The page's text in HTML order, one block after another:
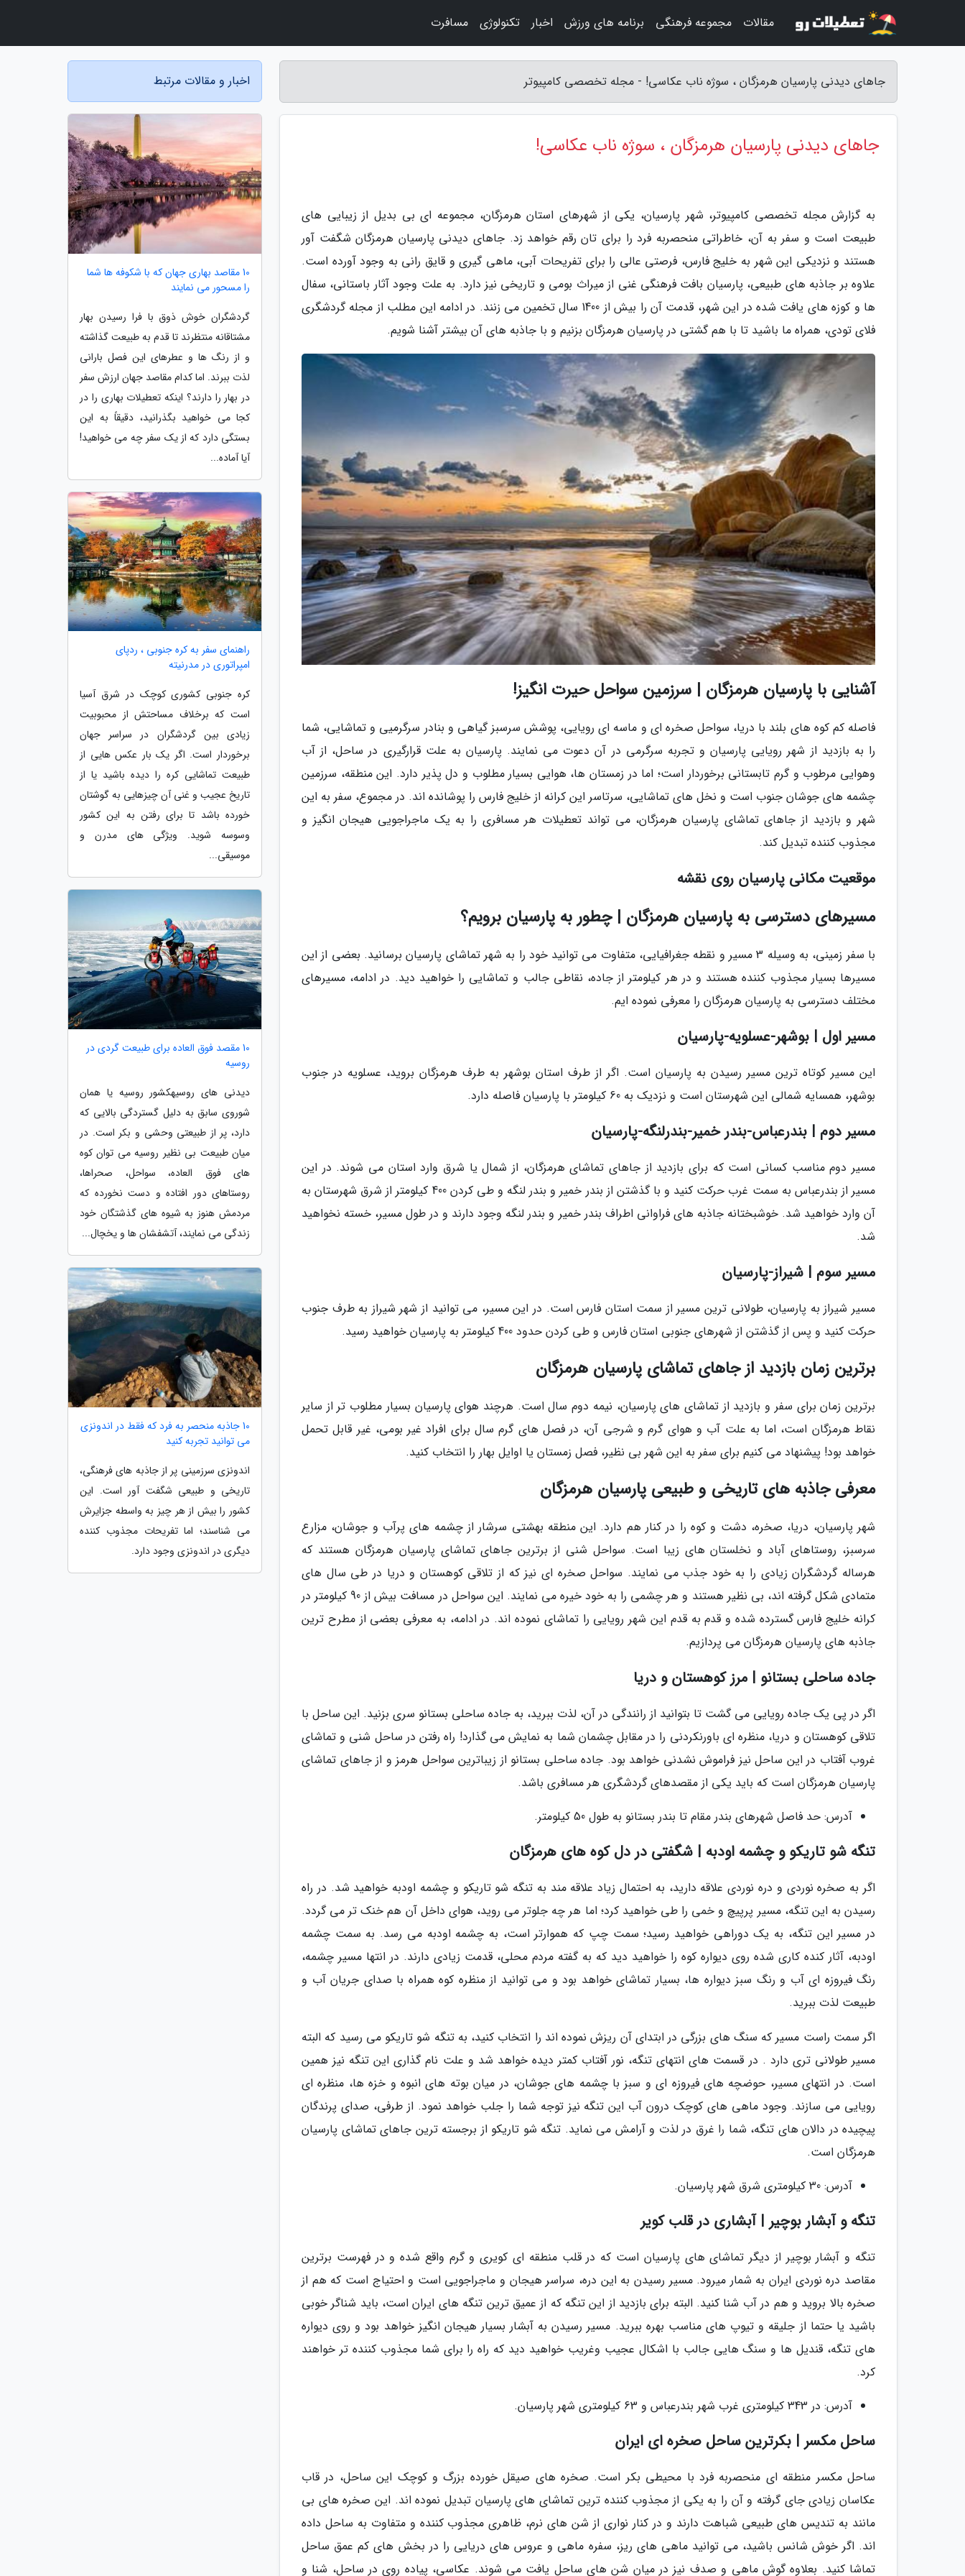
جاهای دیدنی پارسیان هرمزگان ، سوژه ناب عکاسی! - مجله تخصصی کامپیوتر
جاهای دیدنی پارسیان هرمزگان ، سوژه ناب عکاسی!
به گزارش مجله تخصصی کامپیوتر، شهر پارسیان، یکی از شهرهای استان هرمزگان، مجموعه ای بی بدیل از زیبایی های
طبیعت است و سفر به آن، خاطراتی منحصربه فرد را برای تان رقم خواهد زد. جاهای دیدنی پارسیان هرمزگان شگفت آور
هستند و نزدیکی این شهر به خلیج فارس، فرصتی عالی را برای تفریحات آبی، ماهی گیری و قایق رانی به وجود آورده است.
علاوه بر جاذبه های طبیعی، پارسیان بافت فرهنگی غنی از میراث بومی و تاریخی نیز دارد. به علت وجود آثار باستانی، سفال
ها و کوزه های یافت شده در این شهر، قدمت آن را بیش از 1400 سال تخمین می زنند. در ادامه این مطلب از مجله گردشگری
فلای تودی، همراه ما باشید تا با هم گشتی در پارسیان هرمزگان بزنیم و با جاذبه های آن بیشتر آشنا شویم.
آشنایی با پارسیان هرمزگان | سرزمین سواحل حیرت انگیز!
فاصله کم کوه های بلند با دریا، سواحل صخره ای و ماسه ای رویایی، پوشش سرسبز گیاهی و بنادر سرگرمیی و تماشایی، شما
را به بازدید از شهر رویایی پارسیان و تجربه سرگرمی در آن دعوت می نمایند. پارسیان به علت قرارگیری در ساحل، از آب
وهوایی مرطوب و گرم تابستانی برخوردار است؛ اما در زمستان ها، هوایی بسیار مطلوب و دل پذیر دارد. این منطقه، سرزمین
چشمه های جوشان جنوب است و نخل های تماشایی، سرتاسر این کرانه از خلیج فارس را پوشانده اند. در مجموع، سفر به این
شهر و بازدید از جاهای تماشای پارسیان هرمزگان، می تواند تعطیلات هر مسافری را به یک ماجراجویی هیجان انگیز و
مجذوب کننده تبدیل کند.
موقعیت مکانی پارسیان روی نقشه
مسیرهای دسترسی به پارسیان هرمزگان | چطور به پارسیان برویم؟
با سفر زمینی، به وسیله 3 مسیر و نقطه جغرافیایی، متفاوت می توانید خود را به شهر تماشای پارسیان برسانید. بعضی از این
مسیرها بسیار مجذوب کننده هستند و در هر کیلومتر از جاده، نقاطی جالب و تماشایی را خواهید دید. در ادامه، مسیرهای
مختلف دسترسی به پارسیان هرمزگان را معرفی نموده ایم.
مسیر اول | بوشهر-عسلویه-پارسیان
این مسیر کوتاه ترین مسیر رسیدن به پارسیان است. اگر از طرف استان بوشهر به طرف هرمزگان بروید، عسلویه در جنوب
بوشهر، همسایه شمالی این شهرستان است و نزدیک به 60 کیلومتر با پارسیان فاصله دارد.
مسیر دوم | بندرعباس-بندر خمیر-بندرلنگه-پارسیان
مسیر دوم مناسب کسانی است که برای بازدید از جاهای تماشای هرمزگان، از شمال یا شرق وارد استان می شوند. در این
مسیر از بندرعباس به سمت غرب حرکت کنید و با گذشتن از بندر خمیر و بندر لنگه و طی کردن 400 کیلومتر از شرق شهرستان به
آن وارد خواهید شد. خوشبختانه جاذبه های فراوانی اطراف بندر خمیر و بندر لنگه وجود دارند و در طول مسیر، خسته نخواهید
شد.
مسیر سوم | شیراز-پارسیان
مسیر شیراز به پارسیان، طولانی ترین مسیر از سمت استان فارس است. در این مسیر، می توانید از شهر شیراز به طرف جنوب
حرکت کنید و پس از گذشتن از شهرهای جنوبی استان فارس و طی کردن حدود 400 کیلومتر به پارسیان خواهید رسید.
برترین زمان بازدید از جاهای تماشای پارسیان هرمزگان
برترین زمان برای سفر و بازدید از تماشای های پارسیان، نیمه دوم سال است. هرچند هوای پارسیان بسیار مطلوب تر از سایر
نقاط هرمزگان است، اما به علت آب و هوای گرم و شرجی آن، در فصل های گرم سال برای افراد غیر بومی، غیر قابل تحمل
خواهد بود! پیشنهاد می کنیم برای سفر به این شهر بی نظیر، فصل زمستان یا اوایل بهار را انتخاب کنید.
معرفی جاذبه های تاریخی و طبیعی پارسیان هرمزگان
شهر پارسیان، دریا، صخره، دشت و کوه را در کنار هم دارد. این منطقه بهشتی سرشار از چشمه های پرآب و جوشان، مزارع
سرسبز، روستاهای آباد و نخلستان های زیبا است. سواحل شنی از برترین جاهای تماشای پارسیان هرمزگان هستند که
هرساله گردشگران زیادی را به خود جذب می نمایند. سواحل صخره ای نیز که از تلاقی کوهستان و دریا در طی سال های
متمادی شکل گرفته اند، بی نظیر هستند و هر چشمی را به خود خیره می نمایند. این سواحل در مسافت بیش از 90 کیلومتر در
کرانه خلیج فارس گسترده شده و قدم به قدم این شهر رویایی را تماشای نموده اند. در ادامه، به معرفی بعضی از مطرح ترین
جاذبه های پارسیان هرمزگان می پردازیم.
جاده ساحلی بستانو | مرز کوهستان و دریا
اگر در پی یک جاده رویایی می گشت تا بتوانید از رانندگی در آن، لذت ببرید، به جاده ساحلی بستانو سری بزنید. این ساحل با
تلاقی کوهستان و دریا، منظره ای باورنکردنی را در مقابل چشمان شما به نمایش می گذارد! راه رفتن در ساحل شنی و تماشای
غروب آفتاب در این ساحل نیز فراموش نشدنی خواهد بود. جاده ساحلی بستانو از زیباترین سواحل هرمز و از جاهای تماشای
پارسیان هرمزگان است که باید یکی از مقصدهای گردشگری هر مسافری باشد.
آدرس: حد فاصل شهرهای بندر مقام تا بندر بستانو به طول 50 کیلومتر.
تنگه شو تاریکو و چشمه اودبه | شگفتی در دل کوه های هرمزگان
اگر به صخره نوردی و دره نوردی علاقه دارید، به احتمال زیاد علاقه مند به تنگه شو تاریکو و چشمه اودبه خواهید شد. در راه
رسیدن به این تنگه، مسیر پرپیچ و خمی را طی خواهید کرد؛ اما هر چه جلوتر می روید، هوای داخل آن هم خنک تر می گردد.
در مسیر این تنگه، به یک دوراهی خواهید رسید؛ سمت چپ که هموارتر است، به چشمه اودبه می رسد. به سمت چشمه
اودبه، آثار کنده کاری شده روی دیواره کوه را خواهید دید که به گفته مردم محلی، قدمت زیادی دارند. در انتها مسیر چشمه،
رنگ فیروزه ای آب و رنگ سبز دیواره ها، بسیار تماشای خواهد بود و می توانید از منظره کوه همراه با صدای جریان آب و
طبیعت لذت ببرید.
اگر سمت راست مسیر که سنگ های بزرگی در ابتدای آن ریزش نموده اند را انتخاب کنید، به تنگه شو تاریکو می رسید که البته
مسیر طولانی تری دارد . در قسمت های انتهای تنگه، نور آفتاب کمتر دیده خواهد شد و علت نام گذاری این تنگه نیز همین
است. در انتهای مسیر، حوضچه های فیروزه ای و سبز با چشمه های جوشان، در میان بوته های انبوه و خزه ها، منظره ای
رویایی می سازند. وجود ماهی های کوچک درون آب این تنگه نیز توجه شما را جلب خواهد نمود. از طرفی، صدای پرندگان
پیچیده در دالان های تنگه، شما را غرق در لذت و آرامش می نماید. تنگه شو تاریکو از برجسته ترین جاهای تماشای پارسیان
هرمزگان است.
آدرس: 30 کیلومتری شرق شهر پارسیان.
تنگه و آبشار بوچیر | آبشاری در قلب کویر
تنگه و آبشار بوچیر از دیگر تماشای های پارسیان است که در قلب منطقه ای کویری و گرم واقع شده و در فهرست برترین
مقاصد دره نوردی ایران به شمار میرود. مسیر رسیدن به این دره، سراسر هیجان و ماجراجویی است و احتیاج است که هم از
صخره بالا بروید و هم در آب شنا کنید. البته برای بازدید از این تنگه که از عمیق ترین تنگه های ایران است، باید شناگر خوبی
باشید یا حتما از جلیقه و تیوپ های مناسب بهره ببرید. مسیر رسیدن به آبشار بسیار هیجان انگیز خواهد بود و روی دیواره
های تنگه، قندیل ها و سنگ هایی جالب با اشکال عجیب وغریب خواهید دید که راه را برای شما مجذوب کننده تر خواهند
کرد.
آدرس: در 343 کیلومتری غرب شهر بندرعباس و 63 کیلومتری شهر پارسیان.
ساحل مکسر | بکرترین ساحل صخره ای ایران
ساحل مکسر منطقه ای منحصربه فرد با محیطی بکر است. صخره های صیقل خورده بزرگ و کوچک این ساحل، در قاب
عکاسان زیادی جای گرفته و آن را به یکی از مجذوب کننده ترین تماشای های پارسیان تبدیل نموده اند. این صخره های بی
مانند به تندیس های طبیعی شباهت دارند و در کنار نواری از شن های نرم، ظاهری مجذوب کننده و متفاوت به ساحل داده
اند. اگر خوش شانس باشید، می توانید ماهی های ریز، سفره ماهی و عروس های دریایی را در بخش های کم عمق ساحل
تماشا کنید. بعلاوه گوش ماهی و صدف نیز در میان شن های ساحل یافت می شوند. عکاسی، پیاده روی در ساحل، شنا و
اخبار و مقالات مرتبط
10 مقاصد بهاری جهان که با شکوفه ها شما
را مسحور می نمایند
گردشگران خوش ذوق با فرا رسیدن بهار
مشتاقانه منتظرند تا قدم به طبیعت گذاشته
و از رنگ ها و عطرهای این فصل بارانی
لذت ببرند. اما کدام مقاصد جهان ارزش سفر
در بهار را دارند؟ اینکه تعطیلات بهاری را در
کجا می خواهید بگذرانید، دقیقاً به این
بستگی دارد که از یک سفر چه می خواهید!
آیا آماده...
راهنمای سفر به کره جنوبی ، ردپای
امپراتوری در مدرنیته
کره جنوبی کشوری کوچک در شرق آسیا
است که برخلاف مساحتش از محبوبیت
زیادی بین گردشگران در سراسر جهان
برخوردار است. اگر یک بار عکس هایی از
طبیعت تماشایی کره را دیده باشید یا از
تاریخ عجیب و غنی آن چیزهایی به گوشتان
خورده باشد تا برای رفتن به این کشور
وسوسه شوید. ویژگی های مدرن و
موسیقی...
10 مقصد فوق العاده برای طبیعت گردی در
روسیه
دیدنی های روسیهکشور روسیه یا همان
شوروی سابق به دلیل گستردگی بالایی که
دارد، پر از طبیعتی وحشی و بکر است. در
میان طبیعت بی نظیر روسیه می توان کوه
های فوق العاده، سواحل، صحراها،
روستاهای دور افتاده و دست نخورده که
مردمش هنوز به شیوه های گذشتگان خود
زندگی می نمایند، آتشفشان ها و یخچال...
10 جاذبه منحصر به فرد که فقط در اندونزی
می توانید تجربه کنید
اندونزی سرزمینی پر از جاذبه های فرهنگی،
تاریخی و طبیعی شگفت آور است. این
کشور را بیش از هر چیز به واسطه جزایرش
می شناسند؛ اما تفریحات مجذوب کننده
دیگری در اندونزی وجود دارد.
مقالات مجموعه فرهنگی برنامه های ورزش اخبار تکنولوژی مسافرت